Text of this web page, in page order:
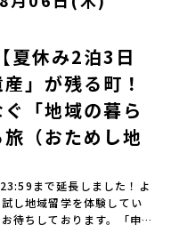
をご希望の場合は下記の
いします。※受信制限設
いただけません。その場
信できるよう設定をお願
合せにはお答えしており
みについてお申込はお一
らお申込ください。申込
メールアドレスの入力間
室に複数(同性2～4名程
ギー対応について個別の
ねる場合がございます。
さい。・参加取消や急遽
後の参加お取り消しはご
容を詳しく知りたい方
でのオンライン配信
せて、以下の2つのステッ
ンライン説明会（アーカイ
域留学」を知りたい方
できる「おためし地域留
催しました。中学生一人
る「安全面」や「事務局
ています。ぜひ、ご自宅
ブ動画を視聴す
町プログラム説明会〜
】出水駅 8月3日(月)
5日(水) 12:00 解散【対
※1室に複数名(同性)で宿
旅行代金に含まれる費用
宿泊費（2泊分）・プログ
の食事代*以下の費用は参
往復交通費・お土産代や
募集人数】最大10名（お
加者決定】お申し込み多
結果をご連絡いたしま
：00 から 6月15日(月)
！「おためし地域留学」
詳しく知りたい方や、お
を超える山岳地帯や高原
き、新緑、山菜の春、花
ごとに美しい景色を見る
八幡平（とわだはちまん
、「安比高原（あっぴこ
キーリゾートとして有名
とができます！そして八
で初めて「地球のチカラ
わき出す蒸気をそのまま
端のエネルギー」を生み
ラムでは、この松川地熱
ート体験」をすることが
を使った幻想的なグラデ
夏休み2泊3日
」が残る町！
「地域の暮ら
（おためし地
まで延長しました！よ
し地域留学を体験してい
待ちしております。「申